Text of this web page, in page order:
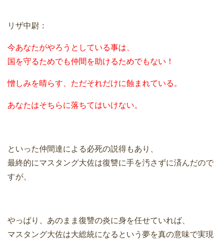
リザ中尉：
今あなたがやろうとしている事は、
国を守るためでも仲間を助けるためでもない！
憎しみを晴らす、ただそれだけに蝕まれている。
あなたはそちらに落ちてはいけない。
といった仲間達による必死の説得もあり、
最終的にマスタング大佐は復讐に手を汚さずに済んだので
すが、
やっぱり、あのまま復讐の炎に身を任せていれば、
マスタング大佐は大総統になるという夢を真の意味で実現